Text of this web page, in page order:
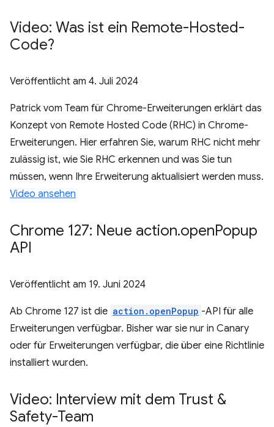
Video: Was ist ein Remote-Hosted-
Code?
Veröffentlicht am 4. Juli 2024
Patrick vom Team für Chrome-Erweiterungen erklärt das
Konzept von Remote Hosted Code (RHC) in Chrome-
Erweiterungen. Hier erfahren Sie, warum RHC nicht mehr
zulässig ist, wie Sie RHC erkennen und was Sie tun
müssen, wenn Ihre Erweiterung aktualisiert werden muss.
Video ansehen
Chrome 127: Neue action.openPopup
API
Veröffentlicht am 19. Juni 2024
Ab Chrome 127 ist die action.openPopup -API für alle
Erweiterungen verfügbar. Bisher war sie nur in Canary
oder für Erweiterungen verfügbar, die über eine Richtlinie
installiert wurden.
Video: Interview mit dem Trust &
Safety-Team